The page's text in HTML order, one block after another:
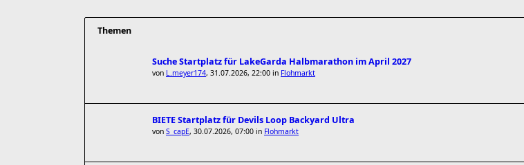
Themen
Suche Startplatz für LakeGarda Halbmarathon im April 2027
von L.meyer174, 31.07.2026, 22:00 in Flohmarkt
BIETE Startplatz für Devils Loop Backyard Ultra
von S_capE, 30.07.2026, 07:00 in Flohmarkt